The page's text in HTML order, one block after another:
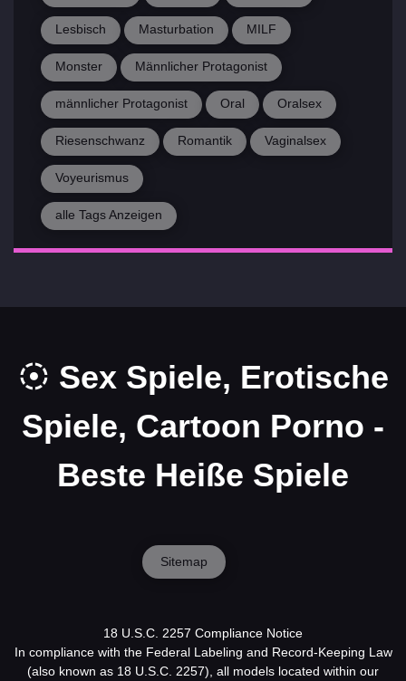
Lesbisch Masturbation MILF
Monster Männlicher Protagonist
männlicher Protagonist Oral Oralsex
Riesenschwanz Romantik Vaginalsex
Voyeurismus
alle Tags Anzeigen
Sex Spiele, Erotische
Spiele, Cartoon Porno -
Beste Heiße Spiele
Sitemap
18 U.S.C. 2257 Compliance Notice
In compliance with the Federal Labeling and Record-Keeping Law
(also known as 18 U.S.C. 2257), all models located within our